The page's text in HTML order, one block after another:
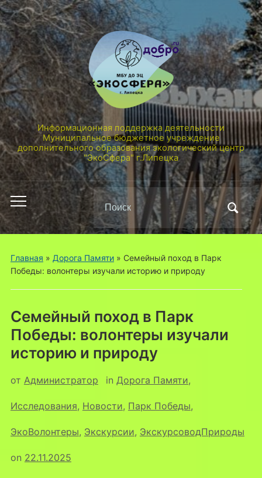
Информационная поддержка деятельности
Муниципальное бюджетное учреждение
дополнительного образования экологический центр
"ЭкоСфера" г.Липецка
Переключить
мобильное
меню
Поиск
по:
Главная » Дорога Памяти» Семейный поход в Парк
Победы: волонтеры изучали историю и природу
Семейный поход в Парк
Победы: волонтеры изучали
историю и природу
от Администратор in Дорога Памяти,
Исследования, Новости, Парк Победы,
ЭкоВолонтеры, Экскурсии, ЭкскурсоводПрироды
on 22.11.2025